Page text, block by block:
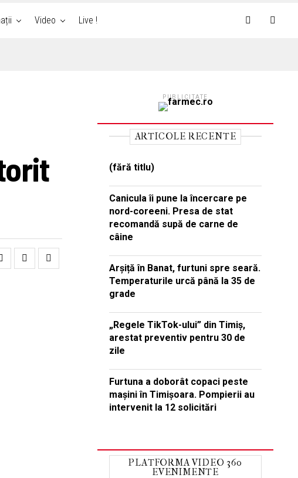
Video Live !
PUBLICITATE
ARTICOLE RECENTE
(fără titlu)
Canicula îi pune la încercare pe
nord-coreeni. Presa de stat
recomandă supă de carne de
câine
Arșiță în Banat, furtuni spre seară.
Temperaturile urcă până la 35 de
grade
„Regele TikTok-ului” din Timiș,
arestat preventiv pentru 30 de
zile
Furtuna a doborât copaci peste
mașini în Timișoara. Pompierii au
intervenit la 12 solicitări
PLATFORMA VIDEO 360
EVENIMENTE